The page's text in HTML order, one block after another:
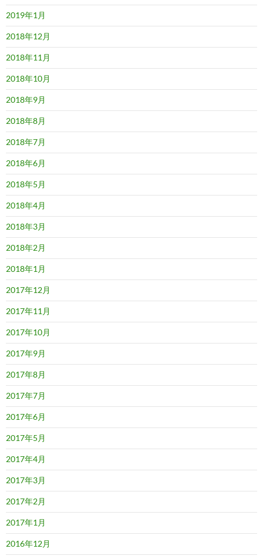
2019年1月
2018年12月
2018年11月
2018年10月
2018年9月
2018年8月
2018年7月
2018年6月
2018年5月
2018年4月
2018年3月
2018年2月
2018年1月
2017年12月
2017年11月
2017年10月
2017年9月
2017年8月
2017年7月
2017年6月
2017年5月
2017年4月
2017年3月
2017年2月
2017年1月
2016年12月